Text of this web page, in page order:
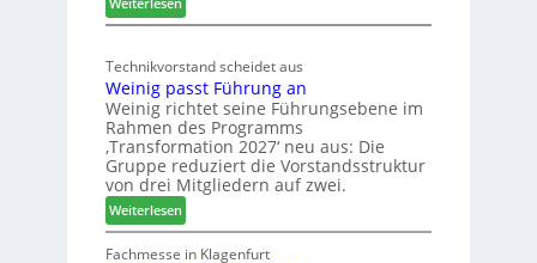
s
h
l
a
n
d
d
z
u
r
H
a
u
s
m
e
M
b
e
l
b
r
a
n
c
h
Technikvorstand scheidet aus
Weinig passt Führung an
Weinig richtet seine Führungsebene im
Rahmen des Programms
‚Transformation 2027‘ neu aus: Die
Gruppe reduziert die Vorstandsstruktur
von drei Mitgliedern auf zwei.
Weiterlesen:
W
e
Fachmesse in Klagenfurt